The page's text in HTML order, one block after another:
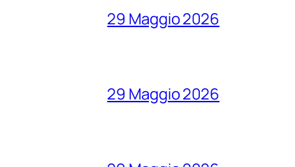
29 Maggio 2026
29 Maggio 2026